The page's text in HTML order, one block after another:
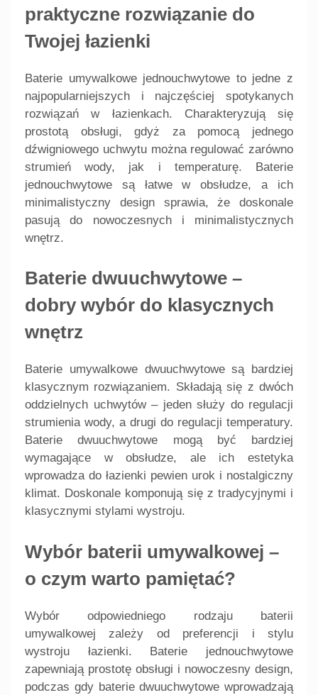
praktyczne rozwiązanie do
Twojej łazienki
Baterie umywalkowe jednouchwytowe to jedne z
najpopularniejszych i najczęściej spotykanych
rozwiązań w łazienkach. Charakteryzują się
prostotą obsługi, gdyż za pomocą jednego
dźwigniowego uchwytu można regulować zarówno
strumień wody, jak i temperaturę. Baterie
jednouchwytowe są łatwe w obsłudze, a ich
minimalistyczny design sprawia, że doskonale
pasują do nowoczesnych i minimalistycznych
wnętrz.
Baterie dwuuchwytowe –
dobry wybór do klasycznych
wnętrz
Baterie umywalkowe dwuuchwytowe są bardziej
klasycznym rozwiązaniem. Składają się z dwóch
oddzielnych uchwytów – jeden służy do regulacji
strumienia wody, a drugi do regulacji temperatury.
Baterie dwuuchwytowe mogą być bardziej
wymagające w obsłudze, ale ich estetyka
wprowadza do łazienki pewien urok i nostalgiczny
klimat. Doskonale komponują się z tradycyjnymi i
klasycznymi stylami wystroju.
Wybór baterii umywalkowej –
o czym warto pamiętać?
Wybór odpowiedniego rodzaju baterii
umywalkowej zależy od preferencji i stylu
wystroju łazienki. Baterie jednouchwytowe
zapewniają prostotę obsługi i nowoczesny design,
podczas gdy baterie dwuuchwytowe wprowadzają